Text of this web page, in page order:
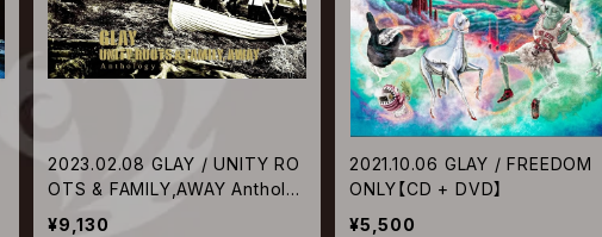
2023.02.08 GLAY / UNITY RO
OTS & FAMILY,AWAY Antholo
gy
¥9,130
2021.10.06 GLAY / FREEDOM
ONLY【CD + DVD】
¥5,500